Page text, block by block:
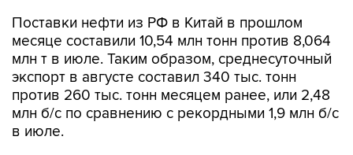
Поставки нефти из РФ в Китай в прошлом
месяце составили 10,54 млн тонн против 8,064
млн т в июле. Таким образом, среднесуточный
экспорт в августе составил 340 тыс. тонн
против 260 тыс. тонн месяцем ранее, или 2,48
млн б/с по сравнению с рекордными 1,9 млн б/с
в июле.